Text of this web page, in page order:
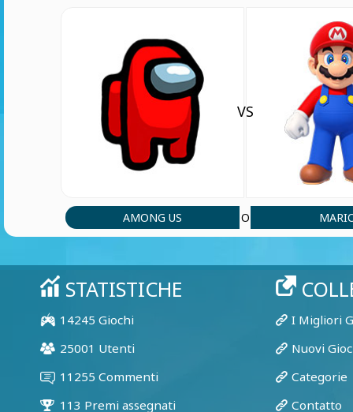
AMONG US
VS
O